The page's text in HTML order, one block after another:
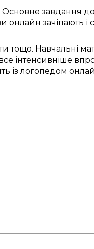
Основне завдання
онлайн зачіпають і
тощо. Навчальні
все інтенсивніше
із логопедом